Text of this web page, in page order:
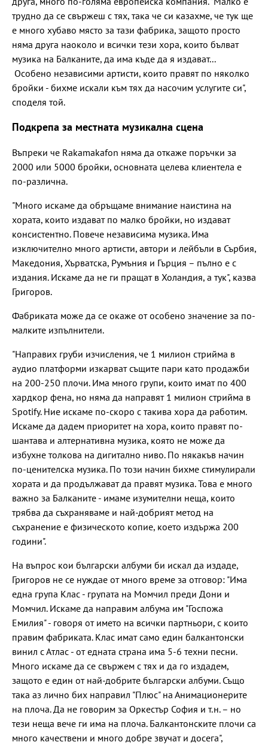
трудно да се свържеш с тях, така че си казахме, че тук ще
е много хубаво място за тази фабрика, защото просто
няма друга наоколо и всички тези хора, които бълват
музика на Балканите, да има къде да я издават...
Особено независими артисти, които правят по няколко
бройки - бихме искали към тях да насочим услугите си",
споделя той.
Подкрепа за местната музикална сцена
Въпреки че Rakamakafon няма да откаже поръчки за
2000 или 5000 бройки, основната целева клиентела е
по-различна.
"Много искаме да обръщаме внимание наистина на
хората, които издават по малко бройки, но издават
консистентно. Повече независима музика. Има
изключително много артисти, автори и лейбъли в Сърбия,
Македония, Хърватска, Румъния и Гърция – пълно е с
издания. Искаме да не ги пращат в Холандия, а тук", казва
Григоров.
Фабриката може да се окаже от особено значение за по-
малките изпълнители.
"Направих груби изчисления, че 1 милион стрийма в
аудио платформи изкарват същите пари като продажби
на 200-250 плочи. Има много групи, които имат по 400
хардкор фена, но няма да направят 1 милион стрийма в
Spotify. Ние искаме по-скоро с такива хора да работим.
Искаме да дадем приоритет на хора, които правят по-
шантава и алтернативна музика, която не може да
избухне толкова на дигитално ниво. По някакъв начин
по-ценителска музика. По този начин бихме стимулирали
хората и да продължават да правят музика. Това е много
важно за Балканите - имаме изумителни неща, които
трябва да съхраняваме и най-добрият метод на
съхранение е физическото копие, което издържа 200
години".
На въпрос кои български албуми би искал да издаде,
Григоров не се нуждае от много време за отговор: "Има
една група Клас - групата на Момчил преди Дони и
Момчил. Искаме да направим албума им "Госпожа
Емилия" - говоря от името на всички партньори, с които
правим фабриката. Клас имат само един балкантонски
винил с Атлас - от едната страна има 5-6 техни песни.
Много искаме да се свържем с тях и да го издадем,
защото е един от най-добрите български албуми. Също
така аз лично бих направил "Плюс" на Анимационерите
на плоча. Да не говорим за Оркестър София и т.н. – но
тези неща вече ги има на плоча. Балкантонските плочи са
много качествени и много добре звучат и досега",